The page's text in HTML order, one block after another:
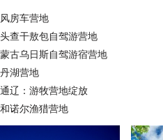
房车营地
查干敖包自驾游营地
古乌日斯自驾游宿营地
湖营地
辽：游牧营地绽放
诺尔渔猎营地